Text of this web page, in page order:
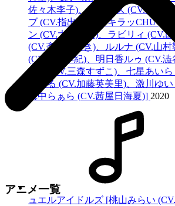
佐々木李子)、輝アリス (CV.ファ
ブ (CV.指出毬亜)、キラッCHU
ン (CV.大森日雅)、ラビリィ (CV.
(CV.斎賀みつき)、ルルナ (CV.山村
(CV.山北早紀)、明日香ルゥ (CV.
ジュ (CV.三森すずこ)、七星あい
瀬なる (CV.加藤英美里)、激川ゆ
真中らぁら (CV.茜屋日海夏)] 2020
ュエルアイドルズ [桃山みらい
アニメ一覧